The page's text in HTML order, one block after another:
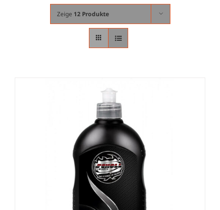
Zeige 12 Produkte